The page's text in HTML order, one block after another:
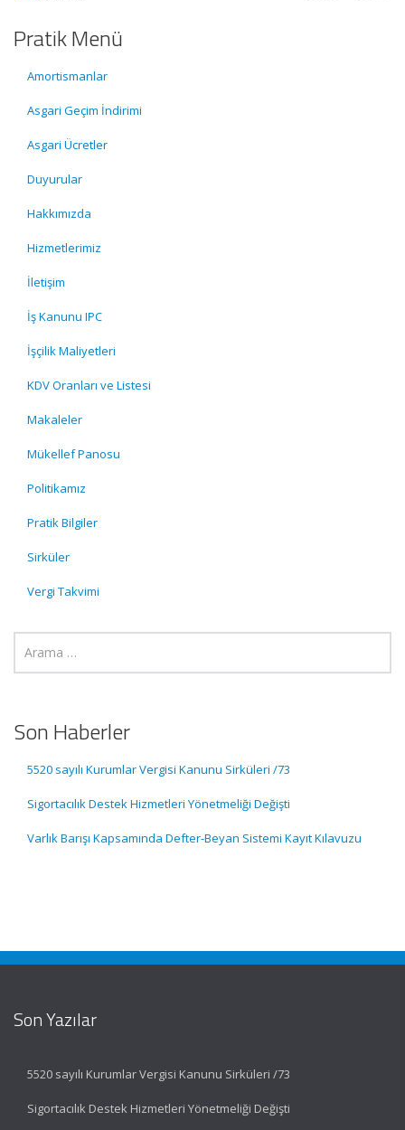
Pratik Menü
Amortismanlar
Asgari Geçim İndirimi
Asgari Ücretler
Duyurular
Hakkımızda
Hizmetlerimiz
İletişim
İş Kanunu IPC
İşçilik Maliyetleri
KDV Oranları ve Listesi
Makaleler
Mükellef Panosu
Politikamız
Pratik Bilgiler
Sirküler
Vergi Takvimi
Son Haberler
5520 sayılı Kurumlar Vergisi Kanunu Sirküleri /73
Sigortacılık Destek Hizmetleri Yönetmeliği Değişti
Varlık Barışı Kapsamında Defter-Beyan Sistemi Kayıt Kılavuzu
Son Yazılar
5520 sayılı Kurumlar Vergisi Kanunu Sirküleri /73
Sigortacılık Destek Hizmetleri Yönetmeliği Değişti